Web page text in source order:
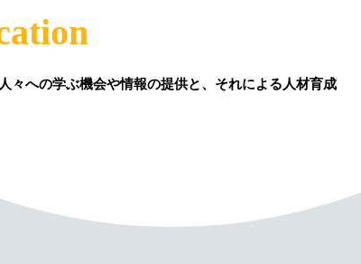
々への学ぶ機会や情報の提供と、それによる人材育成